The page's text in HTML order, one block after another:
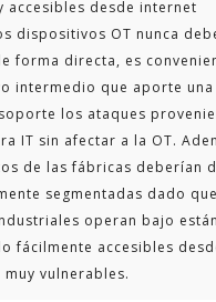
accesibles desde internet
dispositivos OT nunca
forma directa, es
intermedio que aporte una
los ataques
IT sin afectar a la OT.
de las fábricas deberían
segmentadas dado
operan bajo
fácilmente accesibles
muy vulnerables.